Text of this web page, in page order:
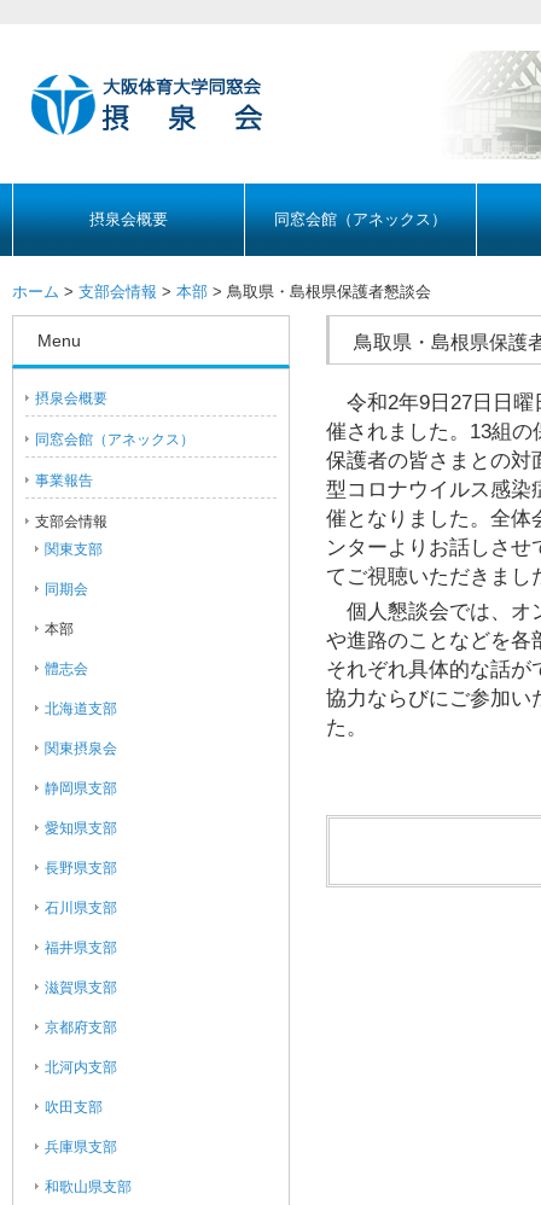
摂泉会概要 同窓会館（アネックス）
ホーム > 支部会情報 > 本部 > 鳥取県・島根県保護者懇談会
鳥取県・島根県保護
令和2年9日27日日曜
催されました。13組
保護者の皆さまとの対
型コロナウイルス感染
催となりました。全体
ンターよりお話しさ
てご視聴いただきまし
個人懇談会では、オ
や進路のことなどを各
それぞれ具体的な話が
協力ならびにご参加い
た。
Menu
摂泉会概要
同窓会館（アネックス）
事業報告
支部会情報
関東支部
同期会
本部
體志会
北海道支部
関東摂泉会
静岡県支部
愛知県支部
長野県支部
石川県支部
福井県支部
滋賀県支部
京都府支部
北河内支部
吹田支部
兵庫県支部
和歌山県支部